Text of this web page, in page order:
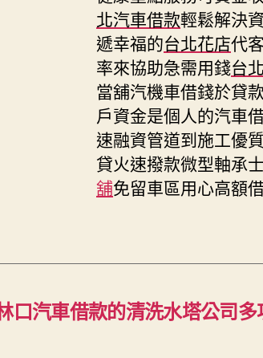
北汽車借款輕鬆解決
遞幸福的台北花店代
率來協助急需用錢台
當舖汽機車借錢於貸
戶資金是個人的汽車
速融資管道到施工優
貸火速撥款微型軸承
舖免留車區用心高額
口汽車借款的清洗水塔公司多